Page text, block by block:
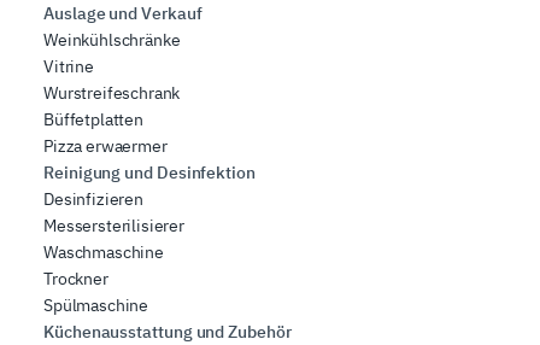
Auslage und Verkauf
Weinkühlschränke
Vitrine
Wurstreifeschrank
Büffetplatten
Pizza erwaermer
Reinigung und Desinfektion
Desinfizieren
Messersterilisierer
Waschmaschine
Trockner
Spülmaschine
Küchenausstattung und Zubehör